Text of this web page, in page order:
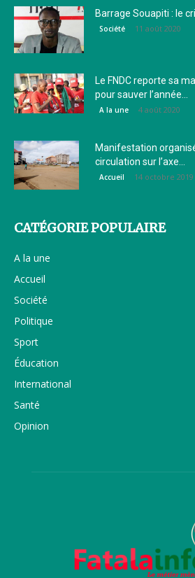
Barrage Souapiti : le
Société 11 août 2020
Le FNDC reporte sa
pour sauver l’année...
A la une 4 août 2020
Manifestation
circulation sur l’axe...
Accueil 14 octobre 2019
CATÉGORIE POPULAIRE
A la une
Accueil
Société
Politique
Sport
Éducation
International
Santé
Opinion